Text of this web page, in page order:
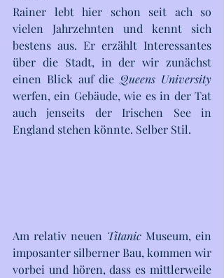
Rainer lebt hier schon seit ach so
vielen Jahrzehnten und kennt sich
bestens aus. Er erzählt Interessantes
über die Stadt, in der wir zunächst
einen Blick auf die Queens University
werfen, ein Gebäude, wie es in der Tat
auch jenseits der Irischen See in
England stehen könnte. Selber Stil.
Am relativ neuen Titanic Museum, ein
imposanter silberner Bau, kommen wir
vorbei und hören, dass es mittlerweile